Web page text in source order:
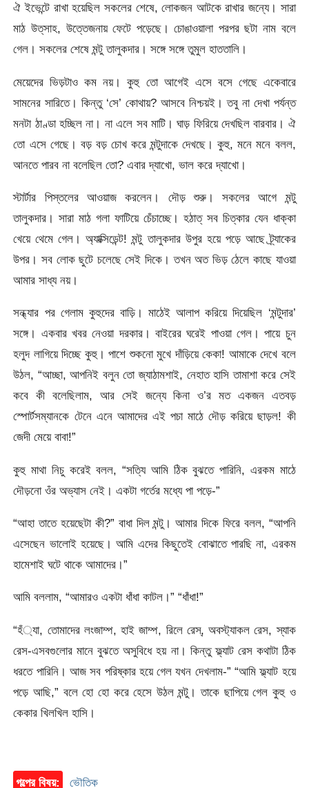
ঐ ইভেন্টে রাখা হয়েছিল সকলের শেষে, লোকজন আটকে রাখার জন্যে। সারা
মাঠ উত্‌সাহ, উত্তেজনায় ফেটে পড়েছে। চোঙাওয়ালা পরপর ছটা নাম বলে
গেল। সকলের শেষে মন্টু তালুকদার। সঙ্গে সঙ্গে তুমুল হাততালি।
মেয়েদের ভিড়টাও কম নয়। কুহু তো আগেই এসে বসে গেছে একেবারে
সামনের সারিতে। কিন্তু ‘সে’ কোথায়? আসবে নিশ্চয়ই। তবু না দেখা পর্যন্ত
মনটা ঠাণ্ডা হচ্ছিল না। না এলে সব মাটি। ঘাড় ফিরিয়ে দেখছিল বারবার। ঐ
তো এসে গেছে। বড় বড় চোখ করে মন্টুদাকে দেখছে। কুহু, মনে মনে বলল,
আনতে পারব না বলেছিল তো? এবার দ্যাখো, ভাল করে দ্যাখো।
স্টার্টার পিস্তলের আওয়াজ করলেন। দৌড় শুরু। সকলের আগে মন্টু
তালুকদার। সারা মাঠ গলা ফাটিয়ে চেঁচাচ্ছে। হঠাত্‌ সব চিত্‌কার যেন ধাক্কা
খেয়ে থেমে গেল। অ্যাক্সিডেন্ট! মন্টু তালুকদার উপুর হয়ে পড়ে আছে ট্র্যাকের
উপর। সব লোক ছুটে চলেছে সেই দিকে। তখন অত ভিড় ঠেলে কাছে যাওয়া
আমার সাধ্য নয়।
সন্ধ্যার পর গেলাম কুহুদের বাড়ি। মাঠেই আলাপ করিয়ে দিয়েছিল ‘মন্টুদার’
সঙ্গে। একবার খবর নেওয়া দরকার। বাইরের ঘরেই পাওয়া গেল। পায়ে চুন
হলুদ লাগিয়ে দিচ্ছে কুহু। পাশে শুকনো মুখে দাঁড়িয়ে কেকা! আমাকে দেখে বলে
উঠল, “আচ্ছা, আপনিই বলুন তো জ্যাঠামশাই, নেহাত হাসি তামাশা করে সেই
কবে কী বলেছিলাম, আর সেই জন্যে কিনা ও’র মত একজন এতবড়
স্পোর্টসম্যানকে টেনে এনে আমাদের এই পচা মাঠে দৌড় করিয়ে ছাড়ল! কী
জেদী মেয়ে বাবা!”
কুহু মাথা নিচু করেই বলল, “সত্যি আমি ঠিক বুঝতে পারিনি, এরকম মাঠে
দৌড়নো ওঁর অভ্যাস নেই। একটা গর্তের মধ্যে পা পড়ে-”
“আহা তাতে হয়েছেটা কী?” বাধা দিল মন্টু। আমার দিকে ফিরে বলল, “আপনি
এসেছেন ভালোই হয়েছে। আমি এদের কিছুতেই বোঝাতে পারছি না, এরকম
হামেশাই ঘটে থাকে আমাদের।”
আমি বললাম, “আমারও একটা ধাঁধা কাটল।” “ধাঁধা!”
“হঁ্যা, তোমাদের লংজাম্প, হাই জাম্প, রিলে রেস্, অবস্ট্যাকল রেস, স্যাক
রেস-এসবগুলোর মানে বুঝতে অসুবিধে হয় না। কিন্তু ফ্ল্যাট রেস কথাটা ঠিক
ধরতে পারিনি। আজ সব পরিষ্কার হয়ে গেল যখন দেখলাম-” “আমি ফ্ল্যাট হয়ে
পড়ে আছি,” বলে হো হো করে হেসে উঠল মন্টু। তাকে ছাপিয়ে গেল কুহু ও
কেকার খিলখিল হাসি।
গল্পের বিষয়: ভৌতিক